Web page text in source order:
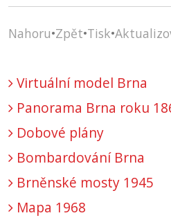
Nahoru•Zpět•Tisk•
Virtuální model Brna
Panorama Brna roku
Dobové plány
Bombardování Brna
Brněnské mosty 1945
Mapa 1968